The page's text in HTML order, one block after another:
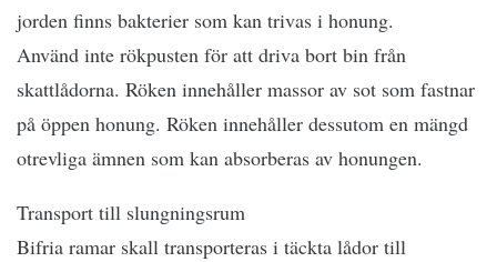
jorden finns bakterier som kan trivas i honung.
Använd inte rökpusten för att driva bort bin från
skattlådorna. Röken innehåller massor av sot som fastnar
på öppen honung. Röken innehåller dessutom en mängd
otrevliga ämnen som kan absorberas av honungen.
Transport till slungningsrum
Bifria ramar skall transporteras i täckta lådor till